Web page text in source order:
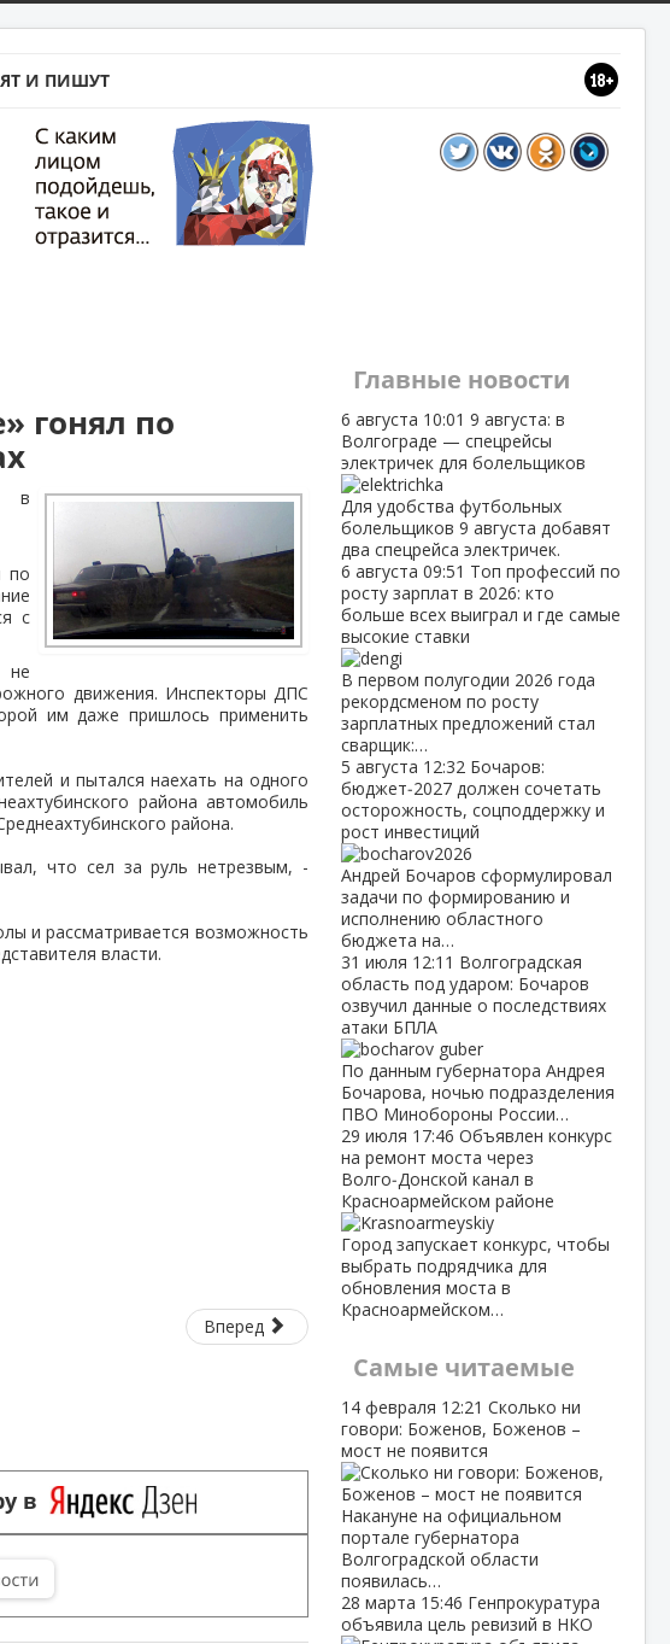
И ПИШУТ
гонял по
в
по
с
не
движения. Инспекторы ДПС
им даже пришлось применить
и пытался наехать на одного
района автомобиль
района.
что сел за руль нетрезвым, -
и рассматривается возможность
власти.
Вперед
в
Главные новости
6 августа 10:01 9 августа: в
Волгограде — спецрейсы
электричек для болельщиков
Для удобства футбольных
болельщиков 9 августа добавят
два спецрейса электричек.
6 августа 09:51 Топ профессий по
росту зарплат в 2026: кто
больше всех выиграл и где самые
высокие ставки
В первом полугодии 2026 года
рекордсменом по росту
зарплатных предложений стал
сварщик:…
5 августа 12:32 Бочаров:
бюджет‑2027 должен сочетать
осторожность, соцподдержку и
рост инвестиций
Андрей Бочаров сформулировал
задачи по формированию и
исполнению областного
бюджета на…
31 июля 12:11 Волгоградская
область под ударом: Бочаров
озвучил данные о последствиях
атаки БПЛА
По данным губернатора Андрея
Бочарова, ночью подразделения
ПВО Минобороны России…
29 июля 17:46 Объявлен конкурс
на ремонт моста через
Волго‑Донской канал в
Красноармейском районе
Город запускает конкурс, чтобы
выбрать подрядчика для
обновления моста в
Красноармейском…
Самые читаемые
14 февраля 12:21 Сколько ни
говори: Боженов, Боженов –
мост не появится
Накануне на официальном
портале губернатора
Волгоградской области
появилась…
28 марта 15:46 Генпрокуратура
объявила цель ревизий в НКО